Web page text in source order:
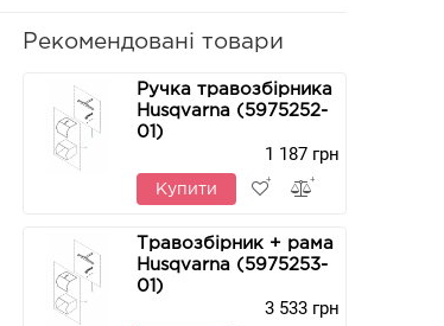
Рекомендовані товари
Ручка травозбірника
Husqvarna (5975252-
01)
1 187 грн
Купити
Травозбірник + рама
Husqvarna (5975253-
01)
3 533 грн